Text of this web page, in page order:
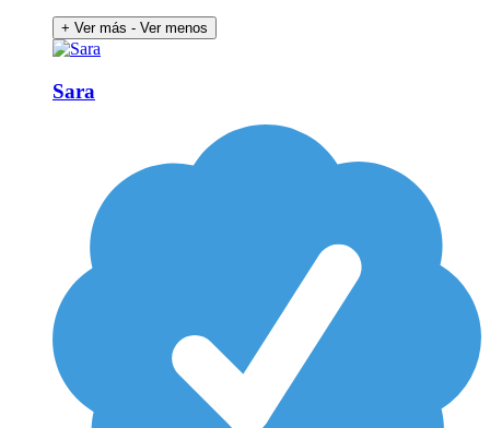
+ Ver más - Ver menos
Sara